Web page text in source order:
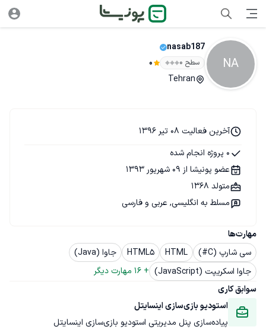
NA
nasab187
سطح ۰ 0
Tehran
مهارت‌ها
سی شارپ (C#)
HTML
HTML5
جاوا (Java)
جاوا اسکریپت (JavaScript)
+
16 مهارت دیگر
سوابق کاری
استودیو بازی‌سازی اینسایتل
پیاده‌سازی پنل مدیریتی استودیو بازی‌سازی اینسایتل
آخرین فعالیت 08 تیر 1396
0 پروژه انجام شده
عضو پونیشا از 09 شهریور 1393
متولد 1368
مسلط به انگلیسی, عربی و فارسی